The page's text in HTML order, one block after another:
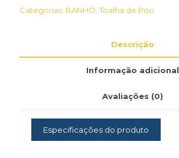
Categorias: BANHO ,Toalha de Piso
Descrição
Informação adicional
Avaliações (0)
Especificações do produto